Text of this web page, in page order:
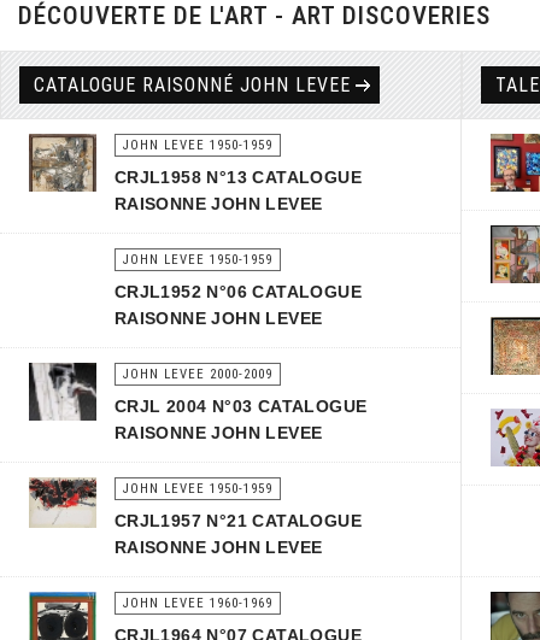
DÉCOUVERTE DE L'ART - ART DISCOVERIES
CATALOGUE RAISONNÉ JOHN LEVEE
JOHN LEVEE 1950-1959
CRJL1958 N°13 CATALOGUE
RAISONNE JOHN LEVEE
JOHN LEVEE 1950-1959
CRJL1952 N°06 CATALOGUE
RAISONNE JOHN LEVEE
JOHN LEVEE 2000-2009
CRJL 2004 N°03 CATALOGUE
RAISONNE JOHN LEVEE
JOHN LEVEE 1950-1959
CRJL1957 N°21 CATALOGUE
RAISONNE JOHN LEVEE
JOHN LEVEE 1960-1969
CRJL1964 N°07 CATALOGUE